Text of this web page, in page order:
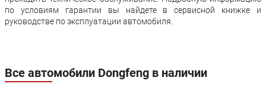
по условиям гарантии вы найдете в сервисной книжке и
руководстве по эксплуатации автомобиля.
Все автомобили Dongfeng в наличии